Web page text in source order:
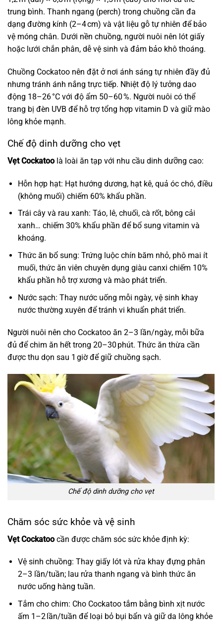
trung bình. Thanh ngang (perch) trong chuồng cần đa
dạng đường kính (2–4 cm) và vật liệu gỗ tự nhiên để bảo
vệ móng chân. Dưới nền chuồng, người nuôi nên lót giấy
hoặc lưới chắn phân, dễ vệ sinh và đảm bảo khô thoáng.
Chuồng Cockatoo nên đặt ở nơi ánh sáng tự nhiên đầy đủ
nhưng tránh ánh nắng trực tiếp. Nhiệt độ lý tưởng dao
động 18–26 °C với độ ẩm 50–60 %. Người nuôi có thể
trang bị đèn UVB để hỗ trợ tổng hợp vitamin D và giữ mào
lông khỏe mạnh.
Chế độ dinh dưỡng cho vẹt
Vẹt Cockatoolà loài ăn tạp với nhu cầu dinh dưỡng cao:
Hỗn hợp hạt: Hạt hướng dương, hạt kê, quả óc chó, điều
(không muối) chiếm 60% khẩu phần.
Trái cây và rau xanh: Táo, lê, chuối, cà rốt, bông cải
xanh… chiếm 30% khẩu phần để bổ sung vitamin và
khoáng.
Thức ăn bổ sung: Trứng luộc chín băm nhỏ, phô mai ít
muối, thức ăn viên chuyên dụng giàu canxi chiếm 10%
khẩu phần hỗ trợ xương và mào phát triển.
Nước sạch: Thay nước uống mỗi ngày, vệ sinh khay
nước thường xuyên để tránh vi khuẩn phát triển.
Người nuôi nên cho Cockatoo ăn 2–3 lần/ngày, mỗi bữa
đủ để chim ăn hết trong 20–30 phút. Thức ăn thừa cần
được thu dọn sau 1 giờ để giữ chuồng sạch.
Chế độ dinh dưỡng cho vẹt
Chăm sóc sức khỏe và vệ sinh
Vẹt Cockatoocần được chăm sóc sức khỏe định kỳ:
Vệ sinh chuồng: Thay giấy lót và rửa khay đựng phân
2–3 lần/tuần; lau rửa thanh ngang và bình thức ăn
nước uống hàng tuần.
Tắm cho chim: Cho Cockatoo tắm bằng bình xịt nước
ấm 1–2 lần/tuần để loại bỏ bụi bẩn và giữ da lông khỏe